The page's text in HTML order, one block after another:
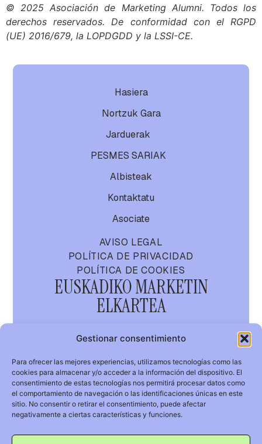
Gestionar consentimiento
Para ofrecer las mejores experiencias, utilizamos tecnologías como las
cookies para almacenar y/o acceder a la información del dispositivo. El
consentimiento de estas tecnologías nos permitirá procesar datos como
el comportamiento de navegación o las identificaciones únicas en este
sitio. No consentir o retirar el consentimiento, puede afectar
negativamente a ciertas características y funciones.
© 2025 Asociación de Marketing Alumni. Todos los
derechos reservados. De conformidad con el RGPD
(UE) 2016/679, la LOPDGDD y la LSSI-CE.
Hasiera
Nortzuk Gara
Jarduerak
PESMES SARIAK
Albisteak
Kontaktatu
Asociate
AVISO LEGAL
POLÍTICA DE PRIVACIDAD
POLÍTICA DE COOKIES
EUSKADIKO MARKETIN
ELKARTEA
AMA
GURE MARKETIN
KOMUNITATEA
info@asociacionmarketing.com